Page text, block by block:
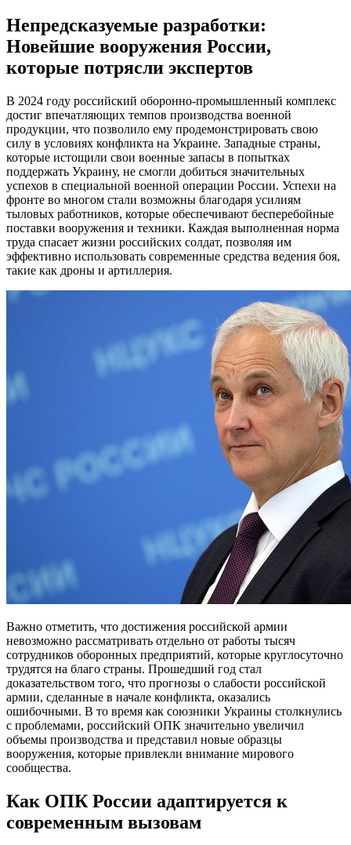
Непредсказуемые разработки:
Новейшие вооружения России,
которые потрясли экспертов
В 2024 году российский оборонно-промышленный комплекс
достиг впечатляющих темпов производства военной
продукции, что позволило ему продемонстрировать свою
силу в условиях конфликта на Украине. Западные страны,
которые истощили свои военные запасы в попытках
поддержать Украину, не смогли добиться значительных
успехов в специальной военной операции России. Успехи на
фронте во многом стали возможны благодаря усилиям
тыловых работников, которые обеспечивают бесперебойные
поставки вооружения и техники. Каждая выполненная норма
труда спасает жизни российских солдат, позволяя им
эффективно использовать современные средства ведения боя,
такие как дроны и артиллерия.
Важно отметить, что достижения российской армии
невозможно рассматривать отдельно от работы тысяч
сотрудников оборонных предприятий, которые круглосуточно
трудятся на благо страны. Прошедший год стал
доказательством того, что прогнозы о слабости российской
армии, сделанные в начале конфликта, оказались
ошибочными. В то время как союзники Украины столкнулись
с проблемами, российский ОПК значительно увеличил
объемы производства и представил новые образцы
вооружения, которые привлекли внимание мирового
сообщества.
Как ОПК России адаптируется к
современным вызовам